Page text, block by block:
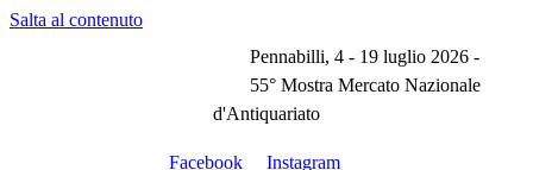
Salta al contenuto
Pennabilli, 4 - 19 luglio 2026 -
55° Mostra Mercato Nazionale
d'Antiquariato
Facebook Instagram